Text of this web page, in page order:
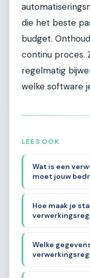
die het beste
budget.
continu proces.
regelmatig
welke software
LEES OOK
Wat is een
moet jouw
Hoe maak je
Welke